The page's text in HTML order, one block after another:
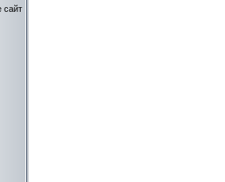
сайт